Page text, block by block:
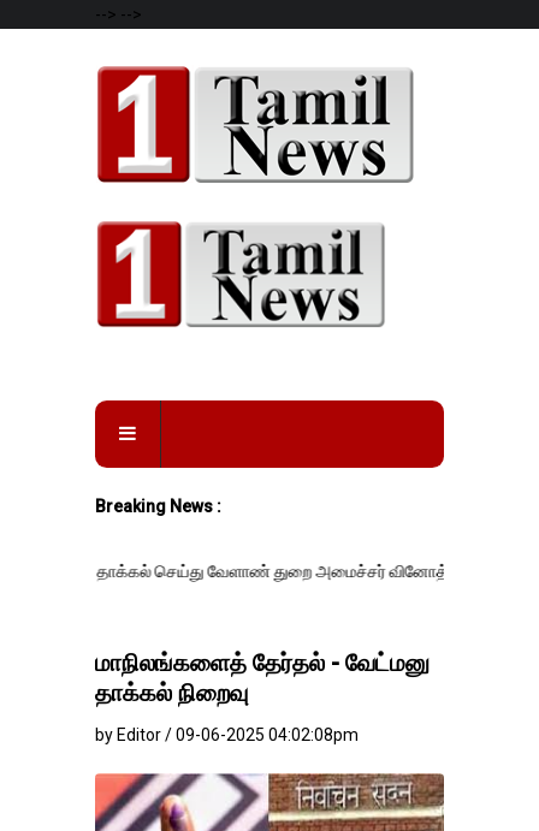
--> -->
Breaking News :
தாக்கல் செய்து வேளாண் துறை அமைச்சர் வினோத் வாசித்து வருகிறார்.
மாநிலங்களைத் தேர்தல் - வேட்மனு
தாக்கல் நிறைவு
by Editor / 09-06-2025 04:02:08pm